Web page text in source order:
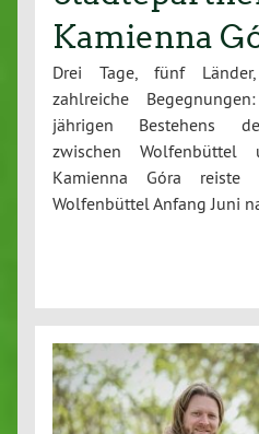
Kamienna
Drei Tage, fünf
zahlreiche
jährigen Bestehens
zwischen
Kamienna Góra reiste
Wolfenbüttel Anfang Juni